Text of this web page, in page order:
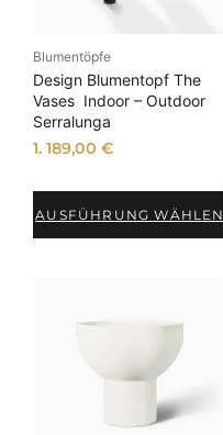
Blumentöpfe
Design Blumentopf The
Vases Indoor – Outdoor
Serralunga
1. 189,00€
AUSFÜHRUNG WÄHLEN